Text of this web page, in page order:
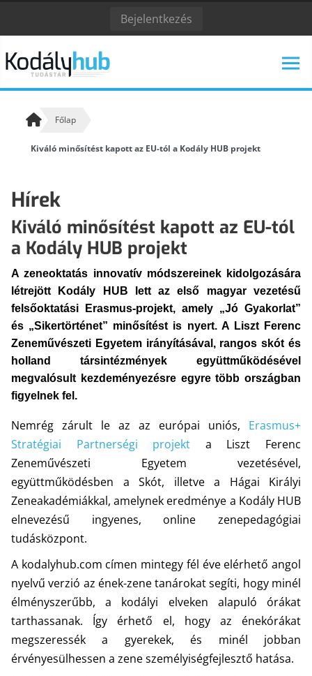
Bejelentkezés
KODÁLY KÖVETŐI ALAPELVEK
A kodályi zenepedagógia alapelvei
TANÁROKNAK
Tanítási segédanyagok, könyvek
KODÁLY ZENEPEDAGÓGIAI
KONCEPCIÓJA A XXI. SZÁZAD
PERSPEKTÍVÁJÁBAN
Kodály Zoltán írásai, beszédei,
nyilatkozatai alapján
Főlap
Kiváló minősítést kapott az EU-tól a Kodály HUB projekt
Hírek
Kiváló minősítést kapott az EU-tól
a Kodály HUB projekt
A zeneoktatás innovatív módszereinek kidolgozására
létrejött Kodály HUB lett az első magyar vezetésű
felsőoktatási Erasmus-projekt, amely „Jó Gyakorlat”
és „Sikertörténet” minősítést is nyert. A Liszt Ferenc
Zeneművészeti Egyetem irányításával, rangos skót és
holland társintézmények együttműködésével
megvalósult kezdeményezésre egyre több országban
figyelnek fel.
Nemrég zárult le az az európai uniós, Erasmus+
Stratégiai Partnerségi projekt a Liszt Ferenc
Zeneművészeti Egyetem vezetésével,
együttműködésben a Skót, illetve a Hágai Királyi
Zeneakadémiákkal, amelynek eredménye a Kodály HUB
elnevezésű ingyenes, online zenepedagógiai
tudásközpont.
A kodalyhub.com címen mintegy fél éve elérhető angol
nyelvű verzió az ének-zene tanárokat segíti, hogy minél
élményszerűbb, a kodályi elveken alapuló órákat
tarthassanak. Így érhető el, hogy az énekórákat
megszeressék a gyerekek, és minél jobban
érvényesülhessen a zene személyiségfejlesztő hatása.